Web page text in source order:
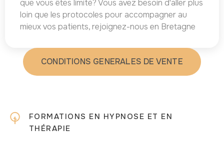
que vous êtes limité? Vous avez besoin d'aller plus
loin que les protocoles pour accompagner au
mieux vos patients, rejoignez-nous en Bretagne
CONDITIONS GENERALES DE VENTE
FORMATIONS EN HYPNOSE ET EN
THÉRAPIE